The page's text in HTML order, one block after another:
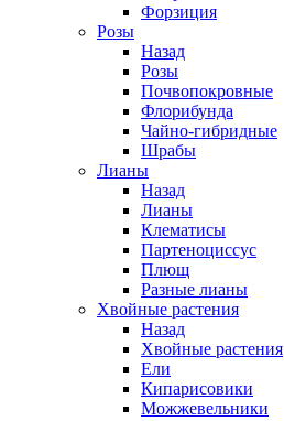
Форзиция
Розы
Назад
Розы
Почвопокровные
Флорибунда
Чайно-гибридные
Шрабы
Лианы
Назад
Лианы
Клематисы
Партеноциссус
Плющ
Разные лианы
Хвойные растения
Назад
Хвойные растения
Ели
Кипарисовики
Можжевельники